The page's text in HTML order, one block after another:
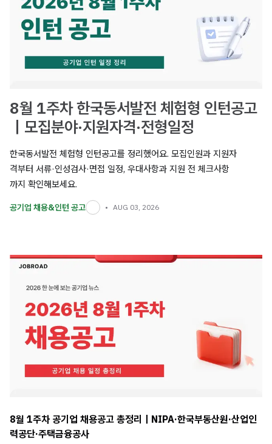
8월 1주차 한국동서발전 체험형 인턴공고
｜모집분야·지원자격·전형일정
한국동서발전 체험형 인턴공고를 정리했어요. 모집인원과 지원자
격부터 서류·인성검사·면접 일정, 우대사항과 지원 전 체크사항
까지 확인해보세요.
공기업 채용&인턴 공고 AUG 03, 2026
8월 1주차 공기업 채용공고 총정리｜NIPA·한국부동산원·산업인
력공단·주택금융공사